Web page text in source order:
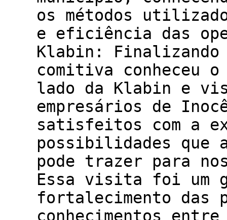
os métodos
e eficiência das
Klabin:
comitiva conheceu
lado da Klabin e
empresários de
satisfeitos com a
possibilidades que
pode trazer para
Essa visita foi um
fortalecimento das
conhecimentos